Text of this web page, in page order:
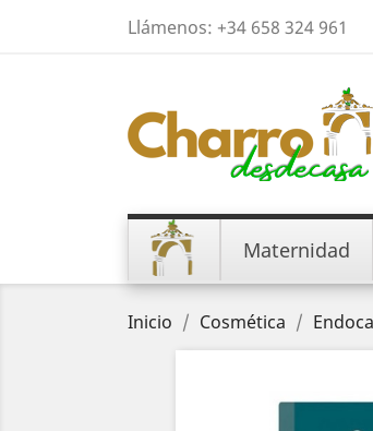
Llámenos: +34 658 324 961
Maternidad
Inicio Cosmética